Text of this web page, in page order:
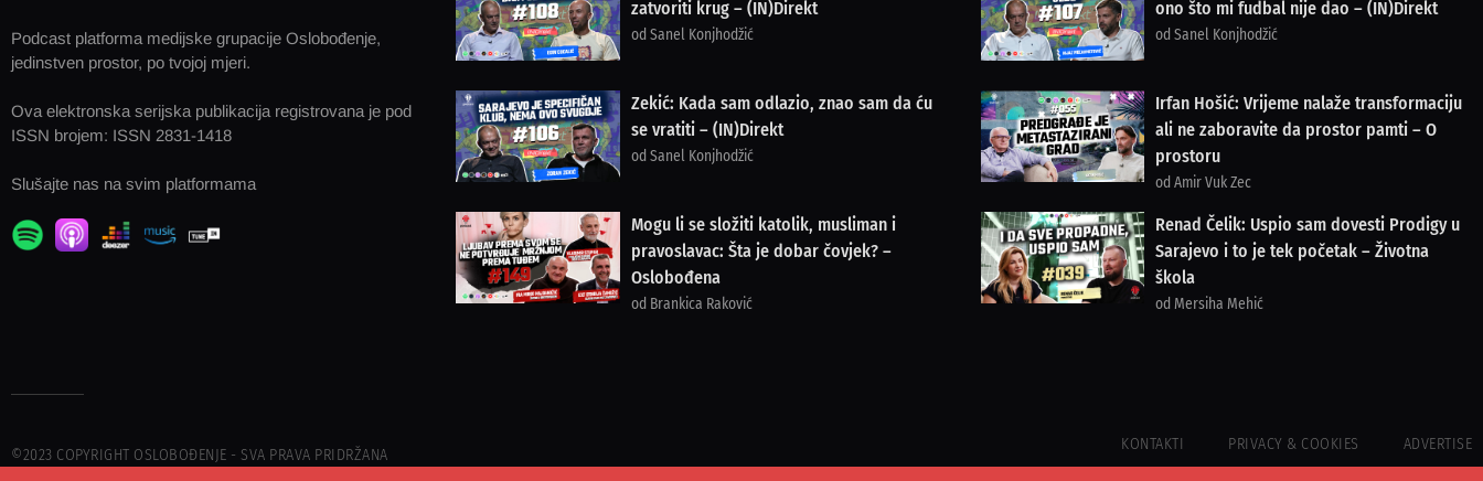
Podcast platforma medijske grupacije Oslobođenje,
jedinstven prostor, po tvojoj mjeri.
Ova elektronska serijska publikacija registrovana je pod
ISSN brojem: ISSN 2831-1418
Slušajte nas na svim platformama
zatvoriti krug – (IN)Direkt
od Sanel Konjhodžić
ono što mi fudbal nije dao – (IN)Direkt
od Sanel Konjhodžić
Zekić: Kada sam odlazio, znao sam da ću
se vratiti – (IN)Direkt
od Sanel Konjhodžić
Irfan Hošić: Vrijeme nalaže transformaciju
ali ne zaboravite da prostor pamti – O
prostoru
od Amir Vuk Zec
Mogu li se složiti katolik, musliman i
pravoslavac: Šta je dobar čovjek? –
Oslobođena
od Brankica Raković
Renad Čelik: Uspio sam dovesti Prodigy u
Sarajevo i to je tek početak – Životna
škola
od Mersiha Mehić
©2023 COPYRIGHT OSLOBOĐENJE - SVA PRAVA PRIDRŽANA
KONTAKTI PRIVACY & COOKIES ADVERTISE